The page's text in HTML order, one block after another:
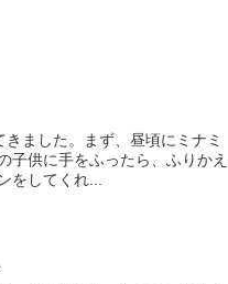
ました。まず、昼頃にミナミ
子供に手をふったら、ふりかえ
をしてくれ...